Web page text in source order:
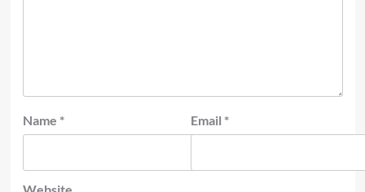
Name * Email *
Website